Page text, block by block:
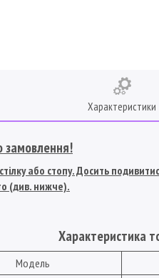
Характеристики
замовлення!
або стопу. Досить
(див. нижче).
Характеристика
Модель